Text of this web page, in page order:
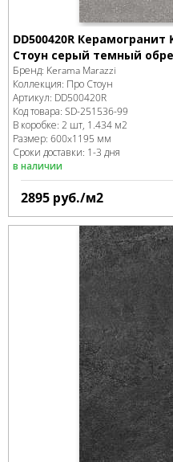
DD500420R Керамогранит
Стоун серый темный
Бренд: Kerama Marazzi
Коллекция: Про Стоун
Артикул: DD500420R
Код товара: SD-251536-99
В коробке: 2 шт, 1.434 м2
Размер: 600x1195 мм
Сроки доставки: 1-3 дня
в наличии
2895 руб./м2